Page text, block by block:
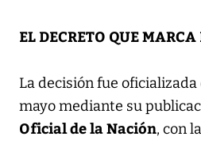
EL DECRETO QUE
La decisión fue
mayo mediante su
Oficial de la Nación, con